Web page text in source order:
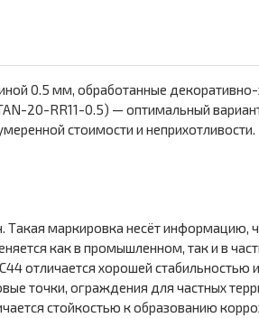
0.5 мм, обработанные
20-RR11-0.5) — оптимальный
стоимости и
маркировка несёт информацию,
как в промышленном, так и в
отличается хорошей стабильностью
точки, ограждения для частных
стойкостью к образованию